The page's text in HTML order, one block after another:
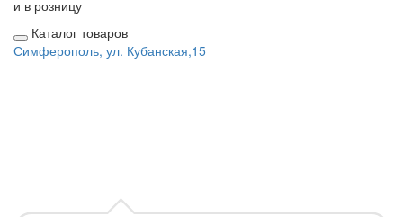
и в розницу
Каталог товаров
Симферополь, ул. Кубанская,15